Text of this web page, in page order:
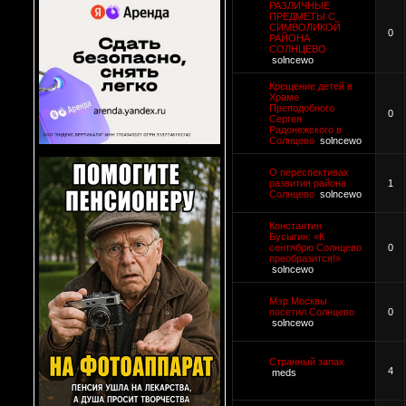
РАЗЛИЧНЫЕ
ПРЕДМЕТЫ С
СИМВОЛИКОЙ
РАЙОНА
СОЛНЦЕВО
solncewo
0
Крещение детей в
Храме
Преподобного
Сергея
Радонежского в
Солнцево solncewo
0
О переспективах
развития района
Солнцево solncewo
1
Константин
Бусыгин: «К
сентябрю Солнцево
преобразится!»
solncewo
0
Мэр Москвы
посетил Солнцево
solncewo
0
Странный запах
meds
4